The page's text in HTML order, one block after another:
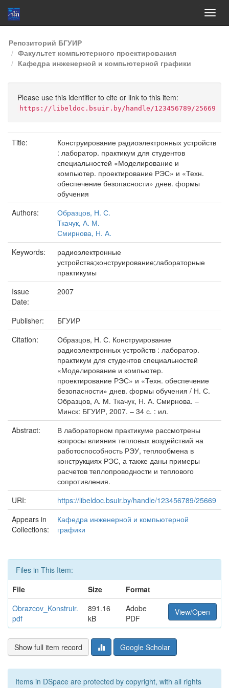
Skip
navigation
Репозиторий БГУИР
Факультет компьютерного проектирования
Кафедра инженерной и компьютерной графики
Please use this identifier to cite or link to this item:
https://libeldoc.bsuir.by/handle/123456789/25669
Title:
Конструирование радиоэлектронных устройств
: лаборатор. практикум для студентов
специальностей «Моделирование и
компьютер. проектирование РЭС» и «Техн.
обеспечение безопасности» днев. формы
обучения
Authors:
Образцов, Н. С.
Ткачук, А. М.
Смирнова, Н. А.
Keywords:
радиоэлектронные
устройства;конструирование;лабораторные
практикумы
Issue
Date:
2007
Publisher:
БГУИР
Citation:
Образцов, Н. С. Конструирование
радиоэлектронных устройств : лаборатор.
практикум для студентов специальностей
«Моделирование и компьютер.
проектирование РЭС» и «Техн. обеспечение
безопасности» днев. формы обучения / Н. С.
Образцов, А. М. Ткачук, Н. А. Смирнова. –
Минск: БГУИР, 2007. – 34 с. : ил.
Abstract:
В лабораторном практикуме рассмотрены
вопросы влияния тепловых воздействий на
работоспособность РЭУ, теплообмена в
конструкциях РЭС, а также даны примеры
расчетов теплопроводности и теплового
сопротивления.
URI:
https://libeldoc.bsuir.by/handle/123456789/25669
Appears in
Collections:
Кафедра инженерной и компьютерной
графики
Files in This Item:
File
Size
Format
Obrazcov_Konstruir.
pdf
891.16
kB
Adobe
PDF
View/Open
Show full item record Google Scholar
Items in DSpace are protected by copyright, with all rights